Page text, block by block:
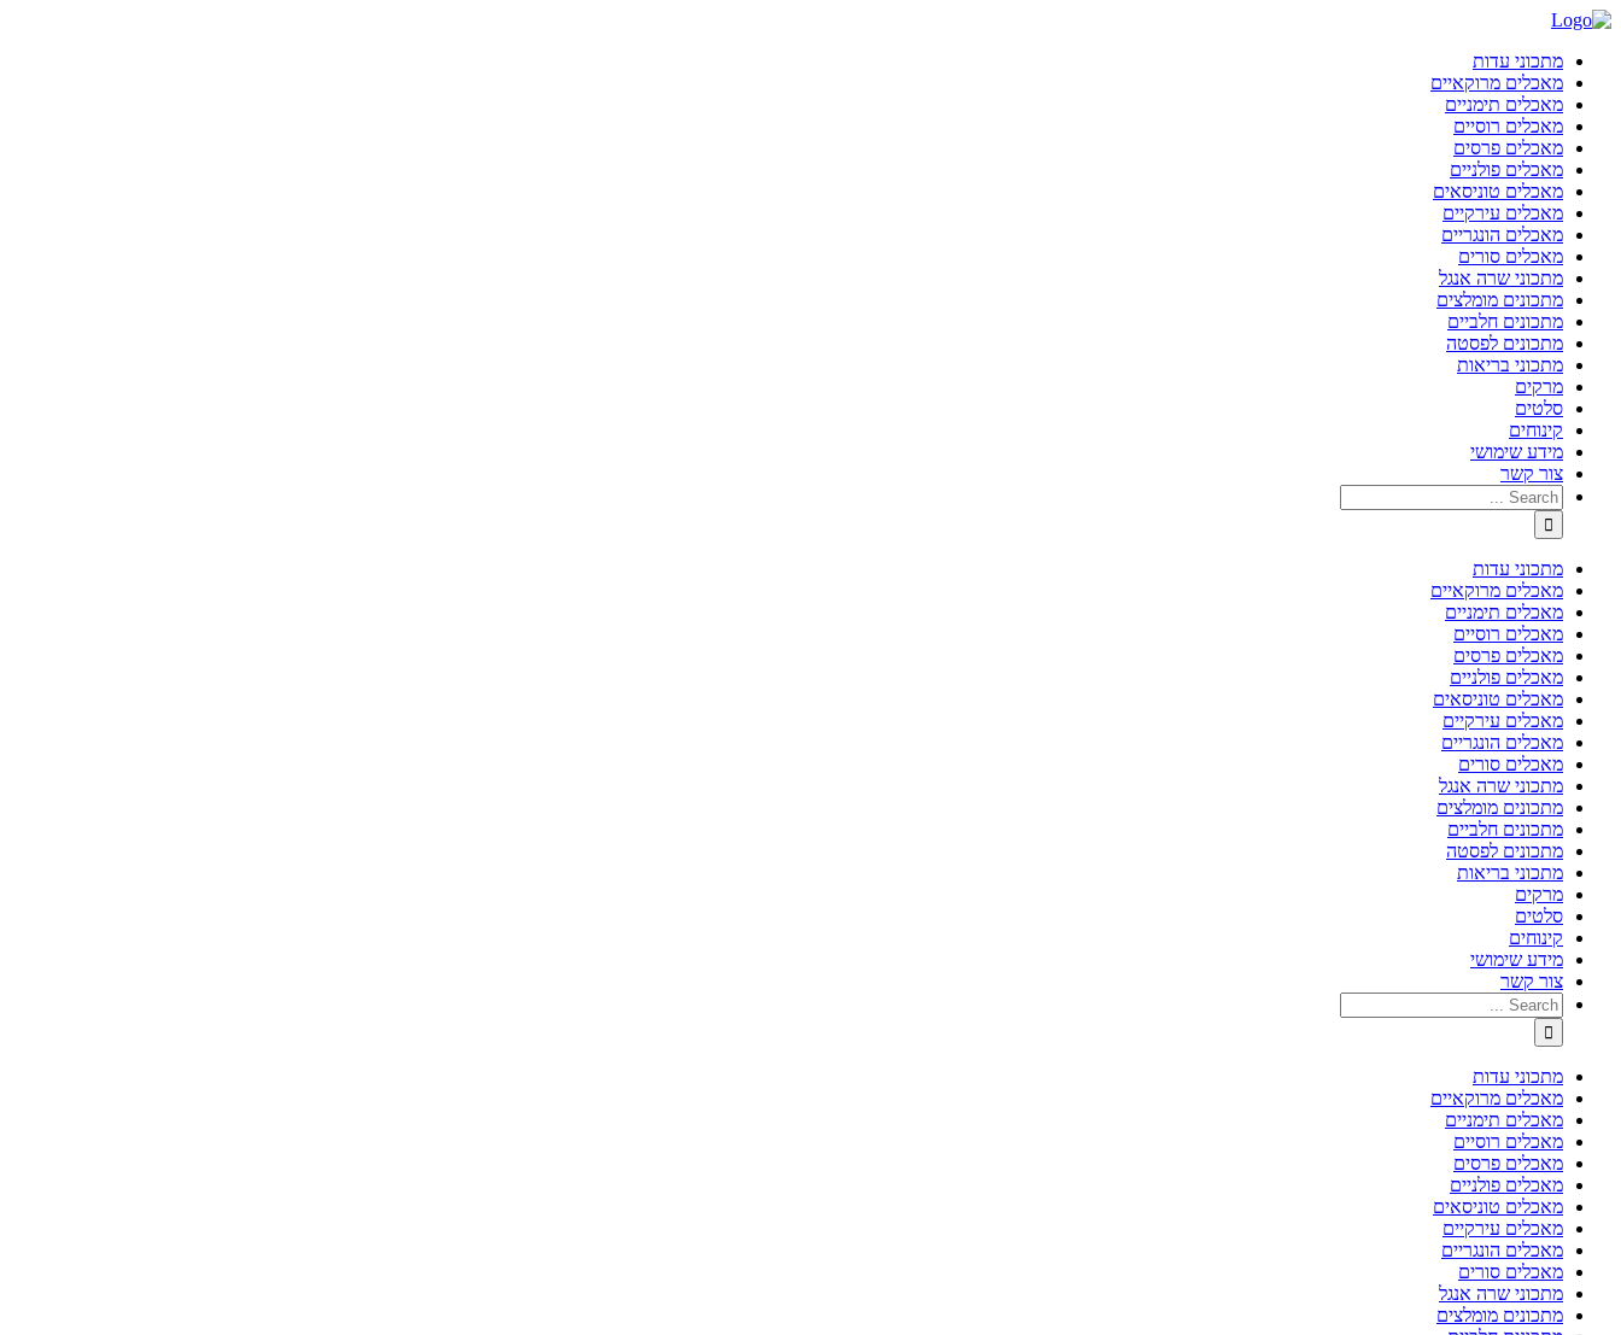
מתכוני עדות
מאכלים מרוקאיים
מאכלים תימניים
מאכלים רוסיים
מאכלים פרסים
מאכלים פולניים
מאכלים טוניסאים
מאכלים עירקיים
מאכלים הונגריים
מאכלים סורים
מתכוני שרה אנגל
מתכונים מומלצים
מתכונים חלביים
מתכונים לפסטה
מתכוני בריאות
מרקים
סלטים
קינוחים
מידע שימושי
צור קשר
מתכוני עדות
מאכלים מרוקאיים
מאכלים תימניים
מאכלים רוסיים
מאכלים פרסים
מאכלים פולניים
מאכלים טוניסאים
מאכלים עירקיים
מאכלים הונגריים
מאכלים סורים
מתכוני שרה אנגל
מתכונים מומלצים
מתכונים חלביים
מתכונים לפסטה
מתכוני בריאות
מרקים
סלטים
קינוחים
מידע שימושי
צור קשר
מתכוני עדות
מאכלים מרוקאיים
מאכלים תימניים
מאכלים רוסיים
מאכלים פרסים
מאכלים פולניים
מאכלים טוניסאים
מאכלים עירקיים
מאכלים הונגריים
מאכלים סורים
מתכוני שרה אנגל
מתכונים מומלצים